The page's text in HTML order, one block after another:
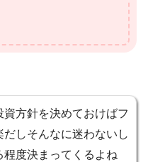
資方針を決めておけばフ
だしそんなに迷わないし
程度決まってくるよね